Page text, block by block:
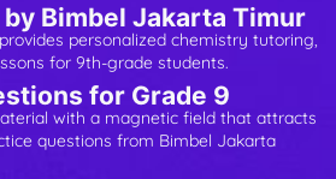
by Bimbel Jakarta Timur
personalized chemistry tutoring,
for 9th-grade students.
for Grade 9
with a magnetic field that attracts
questions from Bimbel Jakarta